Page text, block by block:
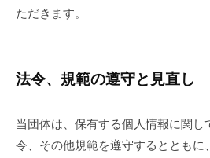
ただきます。
法令、規範の遵守と見直し
当団体は、保有する個人情報に関し
令、その他規範を遵守するとともに